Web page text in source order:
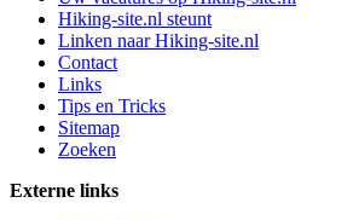
Hiking-site.nl steunt
Linken naar Hiking-site.nl
Contact
Links
Tips en Tricks
Sitemap
Zoeken
Externe links